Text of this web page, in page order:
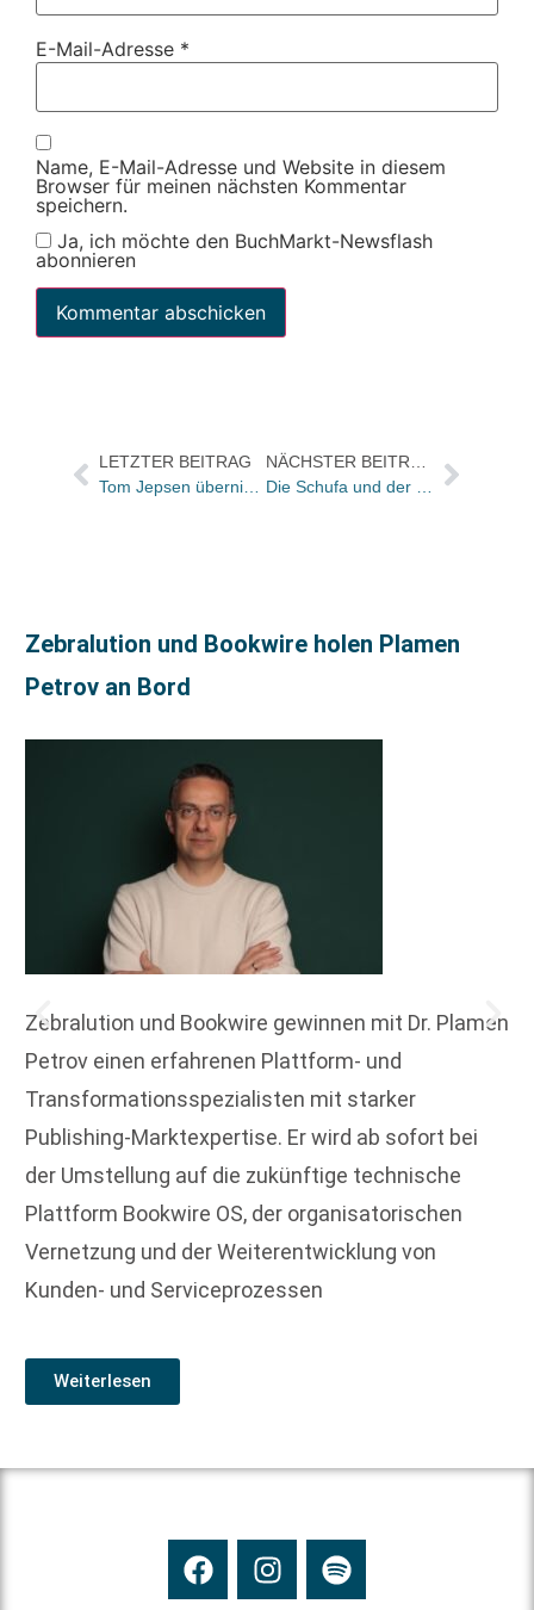
E-Mail-Adresse *
Name, E-Mail-Adresse und Website in diesem
Browser für meinen nächsten Kommentar
speichern.
Ja, ich möchte den BuchMarkt-Newsflash
abonnieren
LETZTER BEITRAG
Tom Jepsen übernimmt Verlagsleitung bei Banger
Zebralution und Bookwire holen Plamen
Petrov an Bord
Zebralution und Bookwire gewinnen mit Dr. Plamen
Petrov einen erfahrenen Plattform- und
Transformationsspezialisten mit starker
Publishing-Marktexpertise. Er wird ab sofort bei
der Umstellung auf die zukünftige technische
Plattform Bookwire OS, der organisatorischen
Vernetzung und der Weiterentwicklung von
Kunden- und Serviceprozessen
Weiterlesen